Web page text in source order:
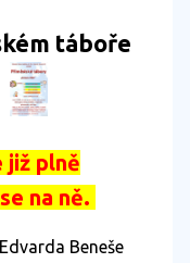
táboře
plně
na ně.
Beneše